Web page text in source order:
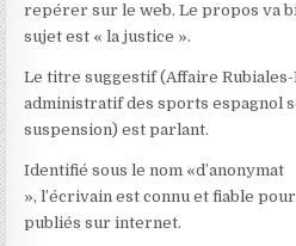
repérer sur le web. Le propos va
sujet est « la justice ».
Le titre suggestif (Affaire
administratif des sports espagnol
suspension) est parlant.
Identifié sous le nom «d’anonymat
», l’écrivain est connu et fiable
publiés sur internet.